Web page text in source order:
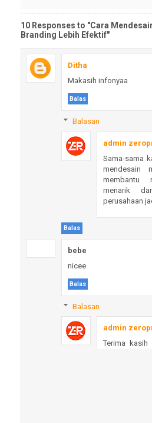
10 Responses to "Cara
Branding Lebih Efektif"
Ditha
Makasih infonyaa
Balas
Balasan
admin
Sama-sama
mendesain
membantu
menarik
perusahaan
Balas
bebe
nicee
Balas
Balasan
admin
Terima